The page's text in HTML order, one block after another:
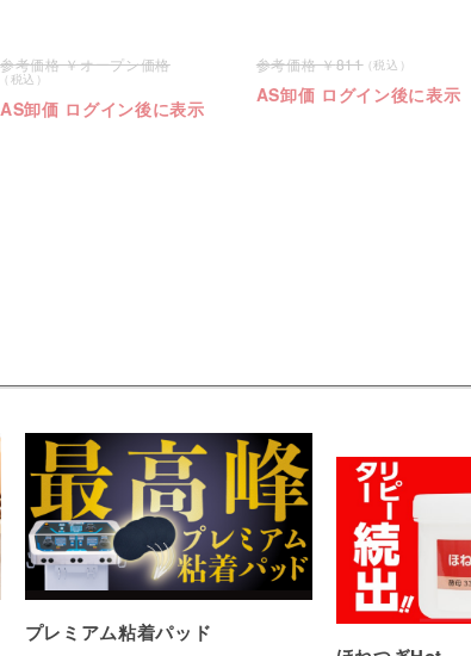
オープン価格
AS卸価 ログイン後に表示
811
AS卸価 ログイン後に表示
プレミアム粘着パッド